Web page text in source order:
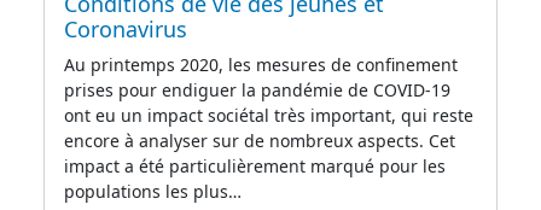
Coronavirus
Au printemps 2020, les mesures de confinement
prises pour endiguer la pandémie de COVID-19
ont eu un impact sociétal très important, qui reste
encore à analyser sur de nombreux aspects. Cet
impact a été particulièrement marqué pour les
populations les plus…